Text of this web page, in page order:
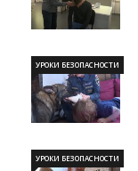
УРОКИ БЕЗОПАСНОСТИ
УРОКИ БЕЗОПАСНОСТИ